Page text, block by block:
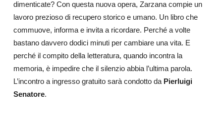
dimenticate? Con questa nuova opera, Zarzana compie un
lavoro prezioso di recupero storico e umano. Un libro che
commuove, informa e invita a ricordare. Perché a volte
bastano davvero dodici minuti per cambiare una vita. E
perché il compito della letteratura, quando incontra la
memoria, è impedire che il silenzio abbia l’ultima parola.
L’incontro a ingresso gratuito sarà condotto da Pierluigi
Senatore.